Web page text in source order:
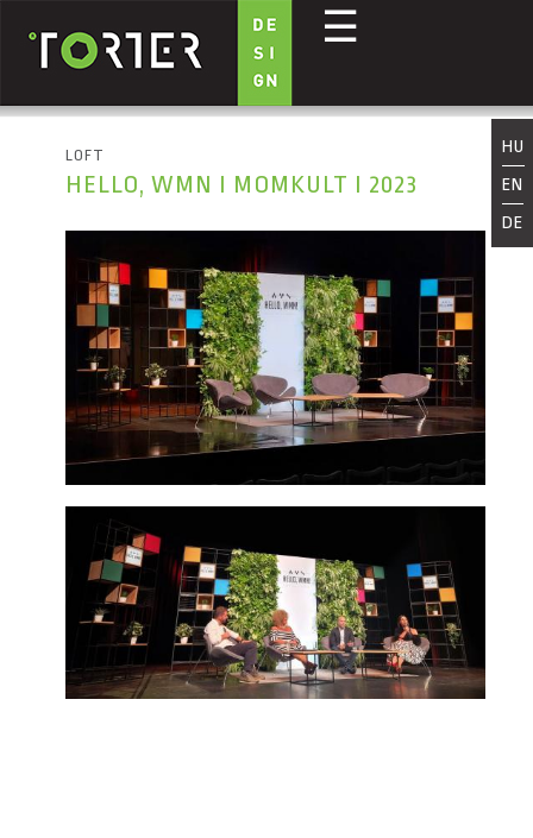
Ugrás a tartalomra
☰
HU
EN
DE
LOFT
HELLO, WMN I MOMKULT I 2023